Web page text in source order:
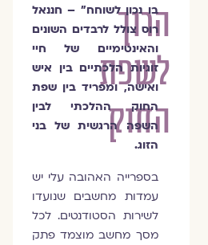
הרוך
לשפת
החוק
בו נכון לשוחח" – חננאל
רוס צולל לרבדים השונים
והאינטימיים של חיי
זוגיות הלכתיים בין איש
ואישה, ומפריד בין שפת
החוק ההלכתי לבין
השפה הרגשית של בני
הזוג.
בספרייה האהובה עלי יש
עמדות מחשבים שנועדו
לשירות הסטודנטים. לכל
מסך מחשב מוצמד פתק